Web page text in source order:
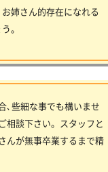
姉さん的存在になれる
。
､些細な事でも構いませ
相談下さい。スタッフと
んが無事卒業するまで精